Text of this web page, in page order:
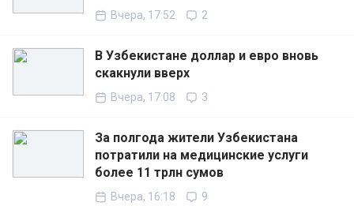
Вчера, 17:52 2
В Узбекистане доллар и евро вновь
скакнули вверх
Вчера, 17:08 3
За полгода жители Узбекистана
потратили на медицинские услуги
более 11 трлн сумов
Вчера, 16:18 9